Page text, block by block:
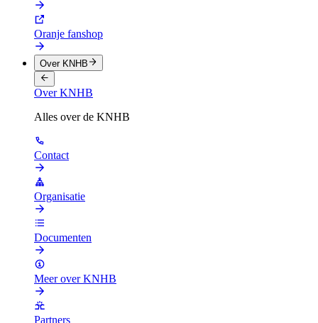
Oranje fanshop
Over KNHB
Over KNHB
Alles over de KNHB
Contact
Organisatie
Documenten
Meer over KNHB
Partners